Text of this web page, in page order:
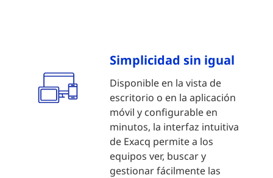
Simplicidad sin igual
Disponible en la vista de
escritorio o en la aplicación
móvil y configurable en
minutos, la interfaz intuitiva
de Exacq permite a los
equipos ver, buscar y
gestionar fácilmente las